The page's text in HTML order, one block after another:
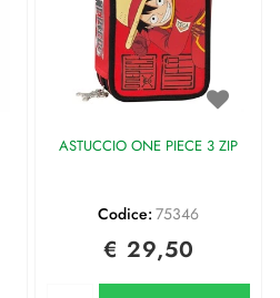
ASTUCCIO ONE PIECE 3 ZIP
Codice: 75346
€ 29,50